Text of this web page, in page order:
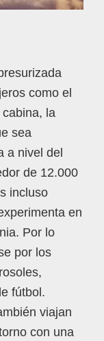
como el
la
sea
a nivel del
de 12.000
incluso
en
Por lo
por los
fútbol.
viajan
con una